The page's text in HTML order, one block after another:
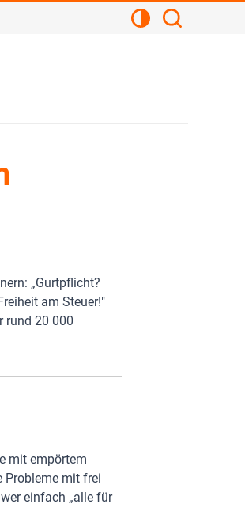
Kontrastansicht
„Gurtpflicht?
am Steuer!"
rund 20 000
mit empörtem
Probleme mit frei
einfach „alle für